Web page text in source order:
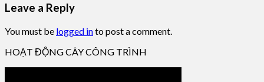
Leave a Reply
You must be logged into post a comment.
HOẠT ĐỘNG CÂY CÔNG TRÌNH